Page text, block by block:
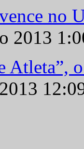
no
2013
Atleta”,